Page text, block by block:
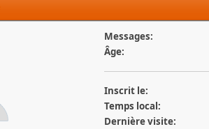
Messages:
Âge:
Inscrit le:
Temps local:
Dernière visite: